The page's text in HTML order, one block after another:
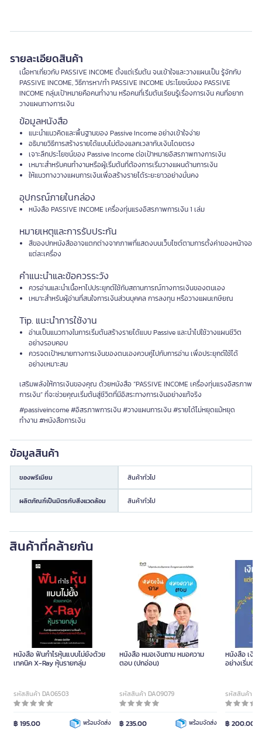
รายละเอียดสินค้า
เนื้อหาเกี่ยวกับ PASSIVE INCOME ตั้งแต่เริ่มต้น จนเข้าใจและวางแผนเป็น รู้จักกับ
PASSIVE INCOME, วิธีการหา/ทำ PASSIVE INCOME ประโยชน์ของ PASSIVE
INCOME กลุ่มเป้าหมายคือคนทำงาน หรือคนที่เริ่มต้นเรียนรู้เรื่องการเงิน คนที่อยาก
วางแผนทางการเงิน
ข้อมูลหนังสือ
แนะนำแนวคิดและพื้นฐานของ Passive Income อย่างเข้าใจง่าย
อธิบายวิธีการสร้างรายได้แบบไม่ต้องแลกเวลากับเงินโดยตรง
เจาะลึกประโยชน์ของ Passive Income ต่อเป้าหมายอิสรภาพทางการเงิน
เหมาะสำหรับคนทำงานหรือผู้เริ่มต้นที่ต้องการเริ่มวางแผนด้านการเงิน
ให้แนวทางวางแผนการเงินเพื่อสร้างรายได้ระยะยาวอย่างมั่นคง
อุปกรณ์ภายในกล่อง
หนังสือ PASSIVE INCOME เครื่องทุ่นแรงอิสรภาพการเงิน 1 เล่ม
หมายเหตุและการรับประกัน
สีของปกหนังสืออาจแตกต่างจากภาพที่แสดงบนเว็บไซต์ตามการตั้งค่าของหน้าจอ
แต่ละเครื่อง
คำแนะนำและข้อควรระวัง
ควรอ่านและนำเนื้อหาไปประยุกต์ใช้กับสถานการณ์ทางการเงินของตนเอง
เหมาะสำหรับผู้อ่านที่สนใจการเงินส่วนบุคคล การลงทุน หรือวางแผนเกษียณ
Tip. แนะนำการใช้งาน
อ่านเป็นแนวทางในการเริ่มต้นสร้างรายได้แบบ Passive และนำไปใช้วางแผนชีวิต
อย่างรอบคอบ
ควรจดเป้าหมายทางการเงินของตนเองควบคู่ไปกับการอ่าน เพื่อประยุกต์ใช้ได้
อย่างเหมาะสม
เสริมพลังให้การเงินของคุณ ด้วยหนังสือ “PASSIVE INCOME เครื่องทุ่นแรงอิสรภาพ
การเงิน” ที่จะช่วยคุณเริ่มต้นสู่ชีวิตที่มีอิสระทางการเงินอย่างแท้จริง
#passiveincome #อิสรภาพการเงิน #วางแผนการเงิน #รายได้ไม่หยุดแม้หยุด
ทำงาน #หนังสือการเงิน
ข้อมูลสินค้า
ของพรีเมียม สินค้าทั่วไป
ผลิตภัณฑ์เป็นมิตรกับสิ่งแวดล้อม สินค้าทั่วไป
สินค้าที่คล้ายกัน
หนังสือ ฟันกำไรหุ้นแบบไม่ยั้งด้วย
เทคนิค X-Ray หุ้นรายกลุ่ม
รหัสสินค้า DA06503
฿ 195.00 พร้อมจัดส่ง
หนังสือ หมอเงินถาม หมอความ
ตอบ (ปกอ่อน)
รหัสสินค้า DA09079
฿ 235.00 พร้อมจัดส่ง
หนังสือ เงิน
อย่างเริ่มต้น
รหัสสินค้า
฿ 200.00